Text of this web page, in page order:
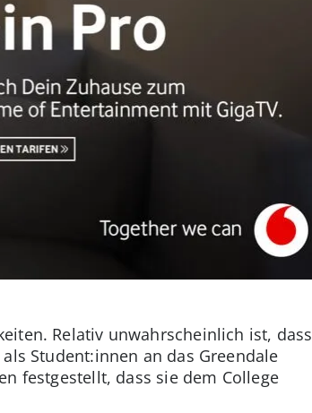
Relativ unwahrscheinlich ist, dass
Student:innen an das Greendale
festgestellt, dass sie dem College